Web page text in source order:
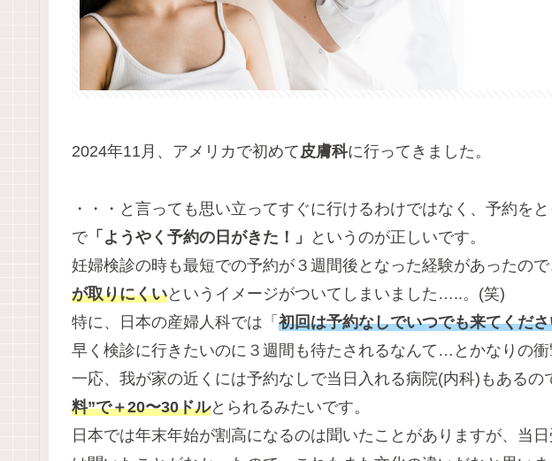
2024年11月、アメリカで初めて皮膚科に行ってきました。
・・・と言っても思い立ってすぐに行けるわけではなく、予約を
で「ようやく予約の日がきた！」
というのが正しいです。
妊婦検診の時も最短での予約が３週間後となった経験があったので
が取りにくいというイメージがついてしまいました…..。(笑)
特に、日本の産婦人科では「 初回は予約なしでいつでも来てくだ
早く検診に行きたいのに３週間も待たされるなんて…とかなりの衝
一応、我が家の近くには予約なしで当日入れる病院(内科)もあるの
料”で＋20〜30ドルとられるみたいです。
日本では年末年始が割高になるのは聞いたことがありますが、当